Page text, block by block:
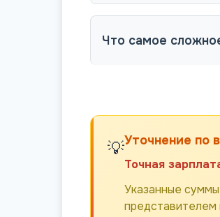
Что самое
💡Уточнение по
Точная
Указанные
представителем